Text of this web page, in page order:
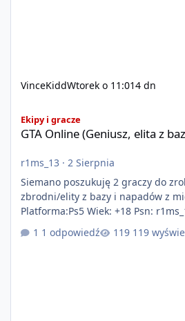
VinceKiddWtorek o 11:014 dn
Ekipy i gracze
GTA Online (Geniusz, elita z
r1ms_13 · 2 Sierpnia
Siemano poszukuję 2 graczy do
zbrodni/elity z bazy i napadów z
Platforma:Ps5 Wiek: +18 Psn:
1 odpowiedź
119